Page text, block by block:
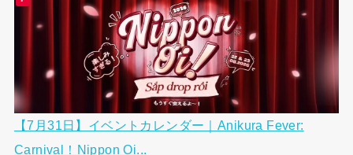
【7月31日】イベントカレンダー｜Anikura Fever:
Carnival！Nippon Oi...